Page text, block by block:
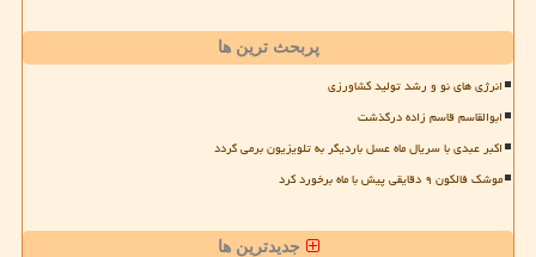
پربحث ترین ها
انرژی های نو و رشد تولید کشاورزی
ابوالقاسم قاسم زاده درگذشت
اکبر عبدی با سریال ماه عسل باردیگر به تلویزیون برمی گردد
موشک فالکون ۹ دقایقی پیش با ماه برخورد کرد
جدیدترین ها